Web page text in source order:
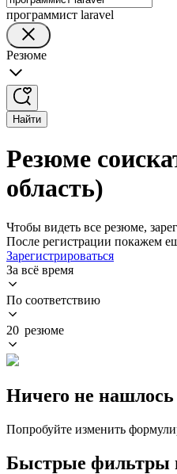
программист laravel
Резюме
Найти
Резюме
область)
Чтобы видеть все резюме,
После регистрации покажем
Зарегистрироваться
За всё время
По соответствию
20 резюме
Ничего не нашлось
Попробуйте изменить
Быстрые фильтры